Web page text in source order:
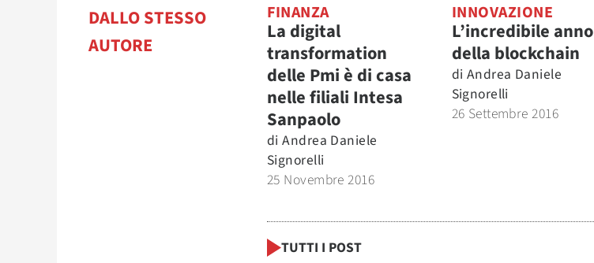
DALLO STESSO
AUTORE
FINANZA
La digital
transformation
delle Pmi è di casa
nelle filiali Intesa
Sanpaolo
di Andrea Daniele
Signorelli
25 Novembre 2016
INNOVAZIONE
L’incredibile anno
della blockchain
di Andrea Daniele
Signorelli
26 Settembre 2016
TUTTI I POST